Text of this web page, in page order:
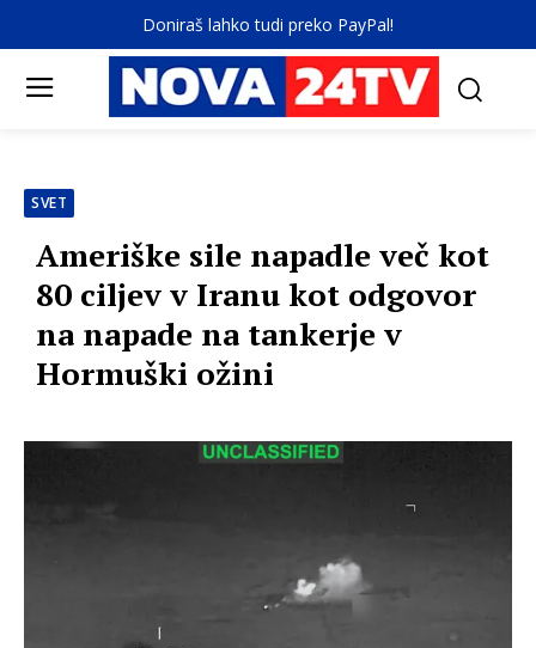
Doniraš lahko tudi preko PayPal!
SVET
Ameriške sile napadle več kot
80 ciljev v Iranu kot odgovor
na napade na tankerje v
Hormuški ožini